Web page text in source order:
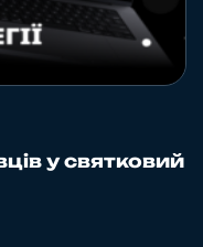
у святковий